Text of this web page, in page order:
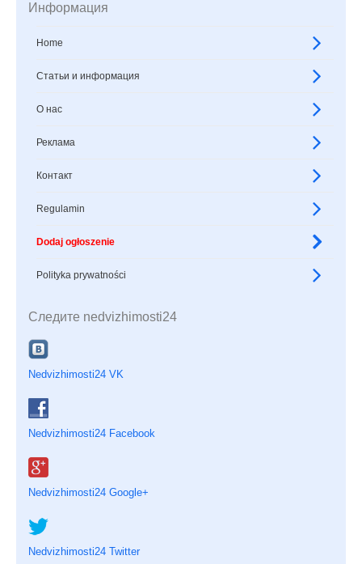
Информация
Home
Статьи и информация
О нас
Реклама
Контакт
Regulamin
Dodaj ogłoszenie
Polityka prywatności
Следите nedvizhimosti24
Nedvizhimosti24 VK
Nedvizhimosti24 Facebook
Nedvizhimosti24 Google+
Nedvizhimosti24 Twitter